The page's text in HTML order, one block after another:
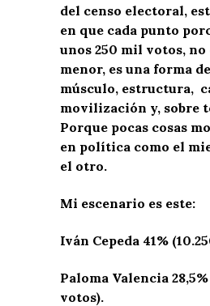
del censo electoral,
en que cada punto
unos 250 mil votos, no
menor, es una forma
músculo, estructura,
movilización y, sobre
Porque pocas cosas
en política como el
el otro.
Mi escenario es este:
Iván Cepeda 41%
Paloma Valencia 28,5%
votos).